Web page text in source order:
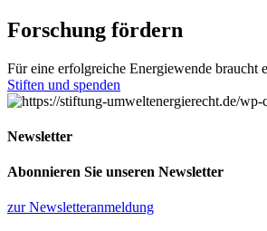
Forschung fördern
Für eine erfolgreiche Energiewende braucht
Stiften und spenden
Newsletter
Abonnieren Sie unseren Newsletter
zur Newsletteranmeldung